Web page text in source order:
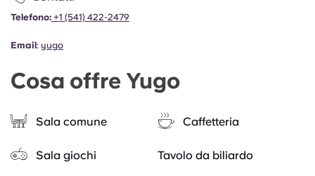
Telefono: +1 (541) 422-2479
Email: yugo
Cosa offre Yugo
Sala comune Caffetteria
Sala giochi Tavolo da biliardo